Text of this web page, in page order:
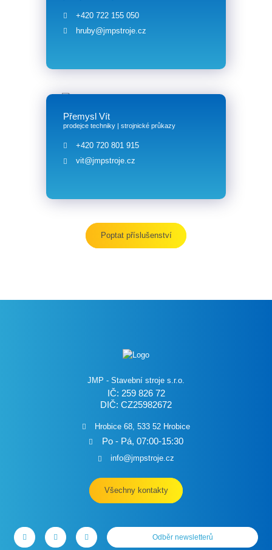
+420 722 155 050
hruby@jmpstroje.cz
Přemysl Vít
prodejce techniky | strojnické průkazy
+420 720 801 915
vit@jmpstroje.cz
Poptat příslušenství
JMP - Stavební stroje s.r.o.
IČ: 259 826 72
DIČ: CZ25982672
Hrobice 68, 533 52 Hrobice
Po - Pá, 07:00-15:30
info@jmpstroje.cz
Všechny kontakty
Odběr newsletterů